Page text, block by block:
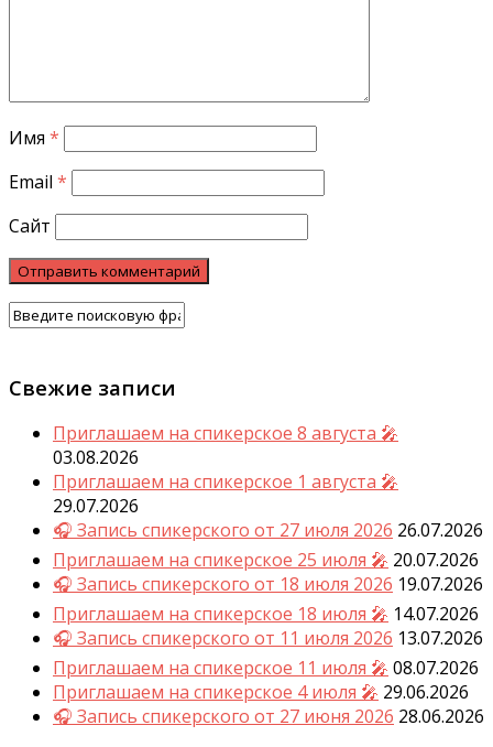
Имя *
Email *
Сайт
Свежие записи
Приглашаем на спикерское 8 августа 🎤
03.08.2026
Приглашаем на спикерское 1 августа 🎤
29.07.2026
🎧 Запись спикерского от 27 июля 2026 26.07.2026
Приглашаем на спикерское 25 июля 🎤 20.07.2026
🎧 Запись спикерского от 18 июля 2026 19.07.2026
Приглашаем на спикерское 18 июля 🎤 14.07.2026
🎧 Запись спикерского от 11 июля 2026 13.07.2026
Приглашаем на спикерское 11 июля 🎤 08.07.2026
Приглашаем на спикерское 4 июля 🎤 29.06.2026
🎧 Запись спикерского от 27 июня 2026 28.06.2026